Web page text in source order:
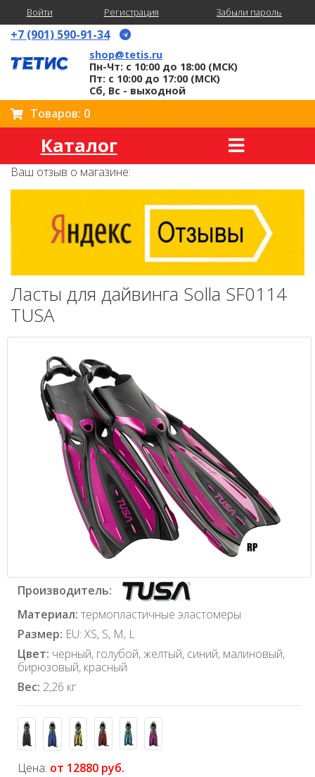
Войти Регистрация Забыли пароль
+7 (901) 590-91-34
shop@tetis.ru
Пн-Чт: с 10:00 до 18:00 (МСК)
Пт: с 10:00 до 17:00 (МСК)
Сб, Вс - выходной
Товаров: 0
Каталог
Ваш отзыв о магазине:
Ласты для дайвинга Solla SF0114
TUSA
Производитель:
Материал: термопластичные эластомеры
Размер: EU: XS, S, M, L
Цвет: черный, голубой, желтый, синий, малиновый,
бирюзовый, красный
Вес: 2,26 кг
Цена: от 12880 руб.